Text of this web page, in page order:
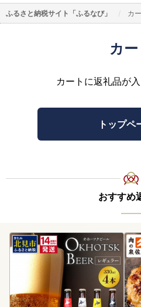
ふるさと納税サイト「ふるなび」 カ
カー
カートに返礼品が入
トップペ
おすすめ